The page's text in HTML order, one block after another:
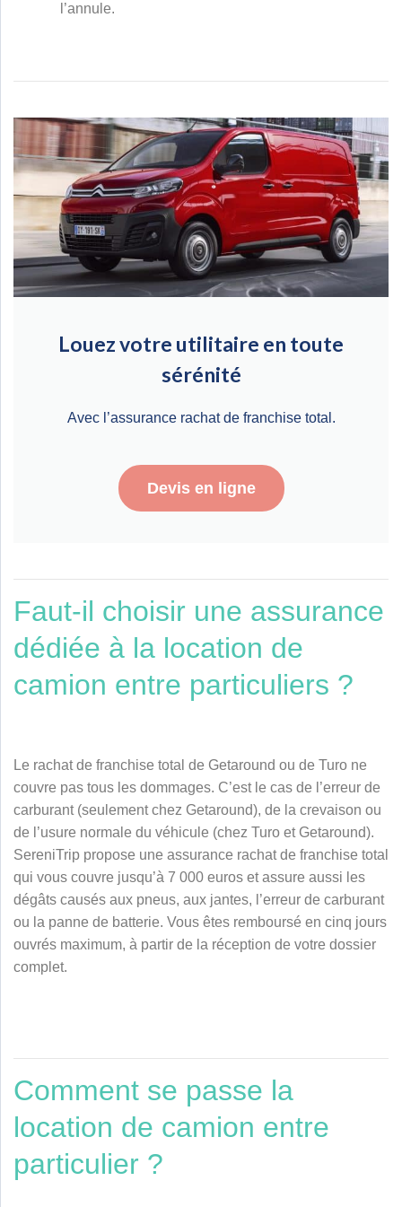
l’annule.
Louez votre utilitaire en toute
sérénité
Avec l’assurance rachat de franchise total.
Devis en ligne
Faut-il choisir une assurance
dédiée à la location de
camion entre particuliers ?
Le rachat de franchise total de Getaround ou de Turo ne
couvre pas tous les dommages. C’est le cas de l’erreur de
carburant (seulement chez Getaround), de la crevaison ou
de l’usure normale du véhicule (chez Turo et Getaround).
SereniTrip propose une assurance rachat de franchise total
qui vous couvre jusqu’à 7 000 euros et assure aussi les
dégâts causés aux pneus, aux jantes, l’erreur de carburant
ou la panne de batterie. Vous êtes remboursé en cinq jours
ouvrés maximum, à partir de la réception de votre dossier
complet.
Comment se passe la
location de camion entre
particulier ?